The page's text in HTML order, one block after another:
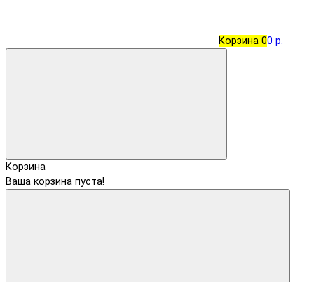
Корзина 00 р.
Корзина
Ваша корзина пуста!